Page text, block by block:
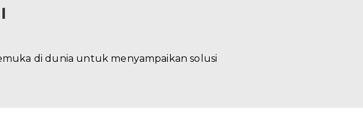
di dunia untuk menyampaikan solusi